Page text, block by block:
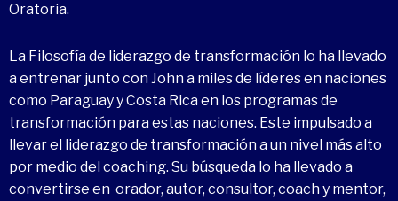
Oratoria.
La Filosofía de liderazgo de transformación lo ha llevado
a entrenar junto con John a miles de líderes en naciones
como Paraguay y Costa Rica en los programas de
transformación para estas naciones. Este impulsado a
llevar el liderazgo de transformación a un nivel más alto
por medio del coaching. Su búsqueda lo ha llevado a
convertirse en orador, autor, consultor, coach y mentor,